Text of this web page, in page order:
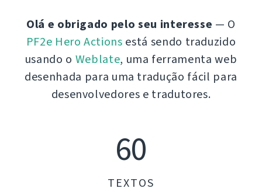
Olá e obrigado pelo seu interesse — O
PF2e Hero Actions está sendo traduzido
usando o Weblate, uma ferramenta web
desenhada para uma tradução fácil para
desenvolvedores e tradutores.
60
TEXTOS